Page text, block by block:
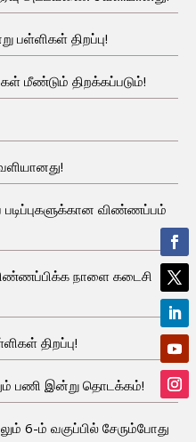
பள்ளிகள் திறப்பு!
மீண்டும் திறக்கப்படும்!
படிப்புகளுக்கான விண்ணப்பம்
விண்ணப்பிக்க நாளை கடைசி
திறப்பு!
பணி இன்று தொடக்கம்!
6-ம் வகுப்பில் சேரும்போது